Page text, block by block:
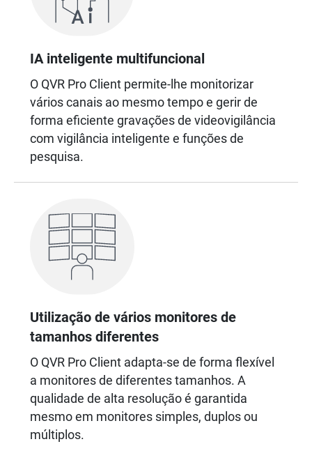
IA inteligente multifuncional
O QVR Pro Client permite-lhe monitorizar
vários canais ao mesmo tempo e gerir de
forma eficiente gravações de videovigilância
com vigilância inteligente e funções de
pesquisa.
Utilização de vários monitores de
tamanhos diferentes
O QVR Pro Client adapta-se de forma flexível
a monitores de diferentes tamanhos. A
qualidade de alta resolução é garantida
mesmo em monitores simples, duplos ou
múltiplos.